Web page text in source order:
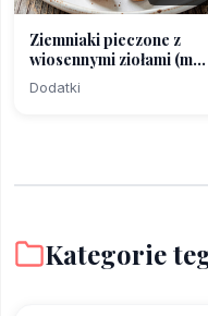
Ziemniaki pieczone z
wiosennymi ziołami (m...
Dodatki
Kategorie